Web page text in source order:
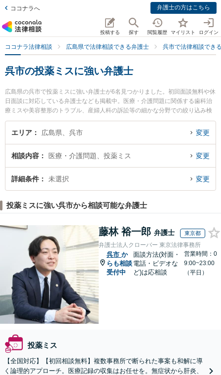
ココナラへ 弁護士の方はこちら
投稿する 探す 閲覧履歴 マイリスト ログイン
ココナラ法律相談 広島県で法律相談できる弁護士 呉市で法律相談でき
呉市の投薬ミスに強い弁護士
広島県の呉市で投薬ミスに強い弁護士が6名見つかりました。初回面談無料や休
日面談に対応している弁護士なども掲載中。医療・介護問題に関係する歯科治
療ミスや美容整形のトラブル、産婦人科の訴訟等の細かな分野での絞り込み検
索もでき便利です。特に山岡法律事務所の山岡 嗣也弁護士や弁護士法人山下江
法律事務所 呉支部の宮部 明典弁護士、安芸総合法律事務所の中野 誠吾弁護士
薬ミスのトラブル解決の実績豊富な近くの弁護士を検索したい』『初回相談無
料で投薬ミスを法律相談できる呉市内の弁護士に相談予約したい』などでお困
りの相談者さんにおすすめです。
エリア 広島県、呉市 変更
相談内容 医療・介護問題、投薬ミス 変更
詳細条件 未選択 変更
投薬ミスに強い呉市から相談可能な弁護士
藤林 裕一郎 弁護士 東京都
弁護士法人クローバー 東京法律事務所
呉市 か
らも相談
受付中
面談方法(対面・
電話・ビデオな
ど)は応相談
営業時間：0
9:00~23:00
（平日）
投薬ミス
【全国対応】【初回相談無料】複数事務所で断られた事案も和解に導
く論理的アプローチ。医療記録の収集はお任せを。無症状から肝炎、